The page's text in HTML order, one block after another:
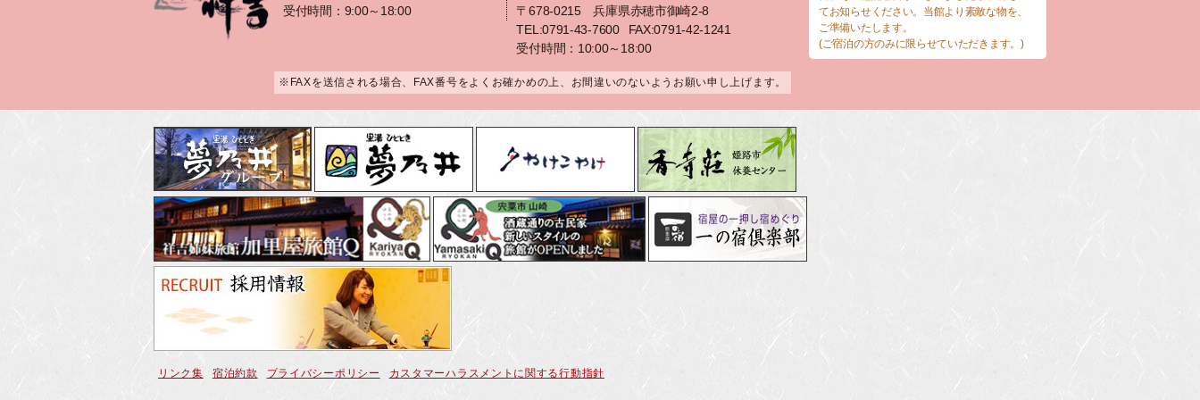
受付時間：9:00～18:00
〒678-0215 兵庫県赤穂市御崎2-8
TEL:0791-43-7600
FAX:0791-42-1241
受付時間：10:00～18:00
※FAXを送信される場合、FAX番号をよくお確かめの上、お間違いのないようお願い申し上げます。
てお知らせください。当館より素敵な物を、
ご準備いたします。
(ご宿泊の方のみに限らせていただきます。)
リンク集 宿泊約款 プライバシーポリシー カスタマーハラスメントに関する行動指針